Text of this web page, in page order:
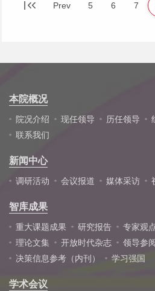
Prev 5 6 7
本院概况
院况介绍 现任领导 历任领导
联系我们
新闻中心
调研活动 会议报道 媒体采访
智库成果
重大课题成果 研究报告 专家观
理论文集
开放时代杂志
领导参
决策信息参考（内刊）
学习强国
学术会议